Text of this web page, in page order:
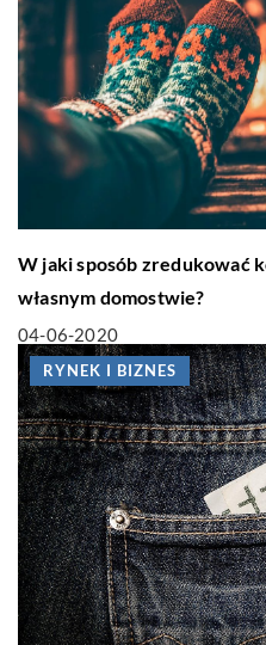
W jaki sposób zredukować
własnym domostwie?
04-06-2020
RYNEK I BIZNES